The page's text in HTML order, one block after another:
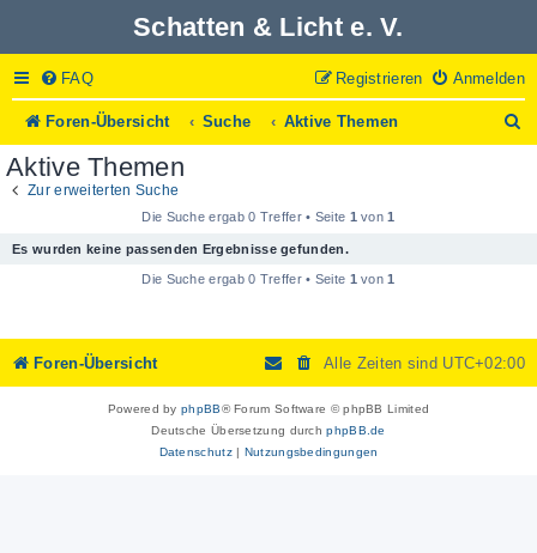
Schatten & Licht e. V.
FAQ Anmelden
Registrieren
Foren-Übersicht Suche Aktive Themen
u
Aktive Themen
Zur erweiterten Suche
Die Suche ergab 0 Treffer • Seite 1von1
Es wurden keine passenden Ergebnisse gefunden.
Die Suche ergab 0 Treffer • Seite 1von1
Foren-Übersicht Alle Zeiten sind UTC+02:00
Powered byphpBB® Forum Software © phpBB Limited
Deutsche Übersetzung durchphpBB.de
Datenschutz| Nutzungsbedingungen